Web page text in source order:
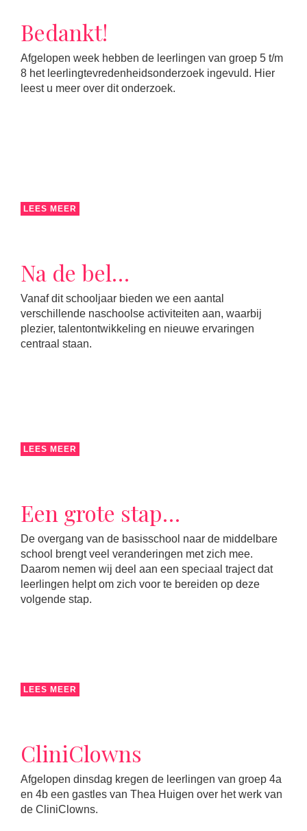
Bedankt!
Afgelopen week hebben de leerlingen van groep 5 t/m
8 het leerlingtevredenheidsonderzoek ingevuld. Hier
leest u meer over dit onderzoek.
LEES MEER
Na de bel…
Vanaf dit schooljaar bieden we een aantal
verschillende naschoolse activiteiten aan, waarbij
plezier, talentontwikkeling en nieuwe ervaringen
centraal staan.
LEES MEER
Een grote stap…
De overgang van de basisschool naar de middelbare
school brengt veel veranderingen met zich mee.
Daarom nemen wij deel aan een speciaal traject dat
leerlingen helpt om zich voor te bereiden op deze
volgende stap.
LEES MEER
CliniClowns
Afgelopen dinsdag kregen de leerlingen van groep 4a
en 4b een gastles van Thea Huigen over het werk van
de CliniClowns.